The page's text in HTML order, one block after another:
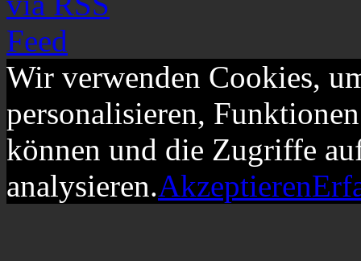
Wir verwenden Cookies,
personalisieren,
können und die Zugriffe
analysieren.Akzeptieren